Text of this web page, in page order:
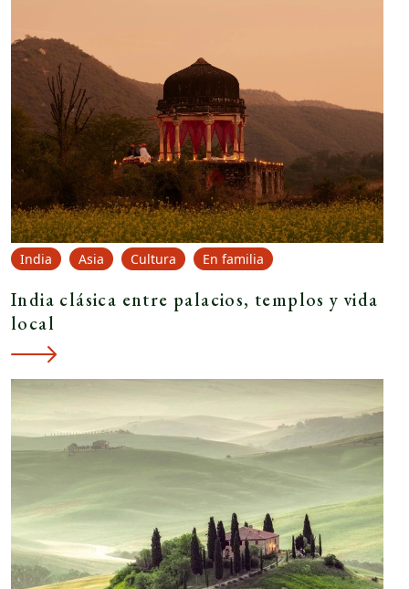
India Asia Cultura En familia
India clásica entre palacios, templos y vida
local